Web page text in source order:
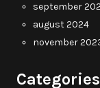
september
august 2024
november
Categories